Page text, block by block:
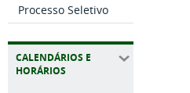
Processo Seletivo
CALENDÁRIOS E
HORÁRIOS